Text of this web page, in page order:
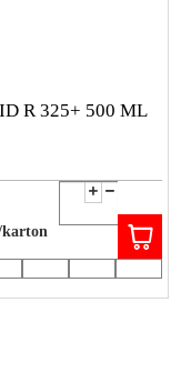
R 325+ 500 ML
karton